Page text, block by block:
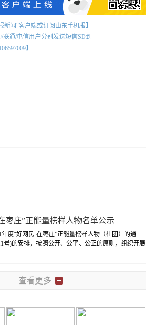
新闻"客户端或订阅山东手机报】
/联通/电信用户分别发送短信SD到
】
枣庄”正能量榜样人物名单公示
度“好网民·在枣庄”正能量榜样人物（社团）的通
号)的安排，按照公开、公平、公正的原则，组织开展
”正能量榜样人物评审工作。经组织推
查看更多